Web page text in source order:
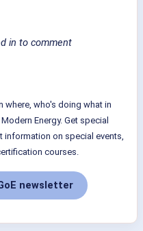
in to comment
where, who's doing what in
Energy. Get special
information on special events,
courses.
newsletter